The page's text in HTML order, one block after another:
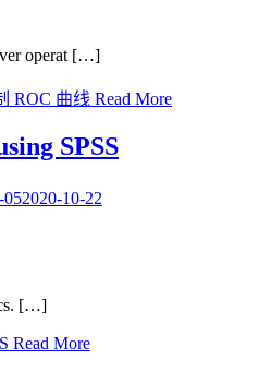
operat […]
ROC 曲线 Read More
SPSS
052020-10-22
[…]
Read More